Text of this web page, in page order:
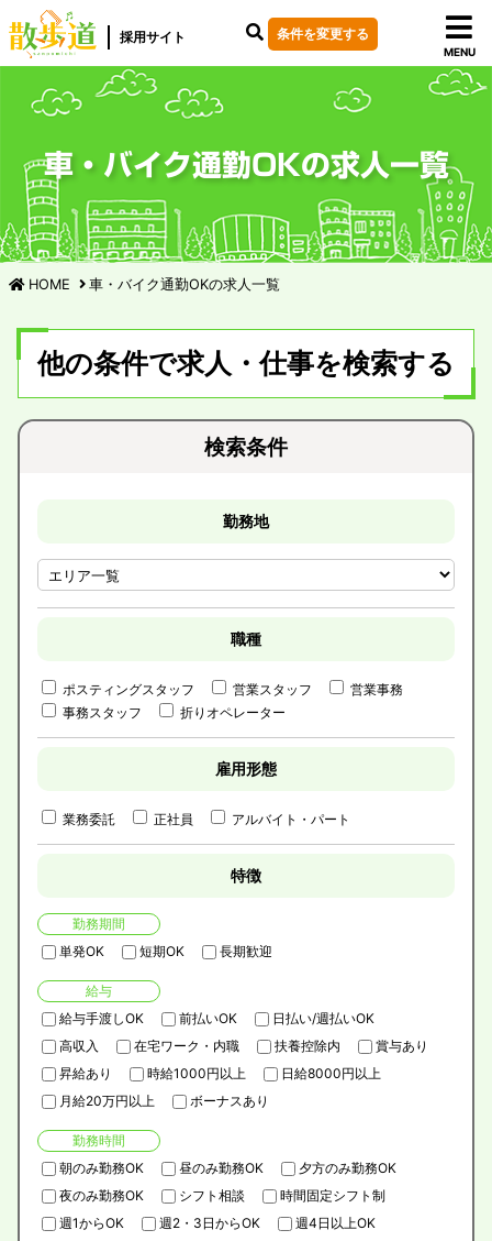
採用サイト 条件を変更する
MENU
車・バイク通勤OKの求人一覧
HOME 車・バイク通勤OKの求人一覧
他の条件で求人・仕事を検索する
検索条件
勤務地
職種
ポスティングスタッフ 営業スタッフ
営業事務
事務スタッフ
折りオペレーター
雇用形態
業務委託 正社員 アルバイト・パート
特徴
勤務期間
単発OK
短期OK 長期歓迎
給与
給与手渡しOK
前払いOK
日払い/週払いOK
高収入
在宅ワーク・内職 扶養控除内
賞与あり
昇給あり
時給1000円以上
日給8000円以上
月給20万円以上
ボーナスあり
勤務時間
朝のみ勤務OK
昼のみ勤務OK
夕方のみ勤務OK
夜のみ勤務OK
シフト相談
時間固定シフト制
週1からOK
週2・3日からOK
週4日以上OK